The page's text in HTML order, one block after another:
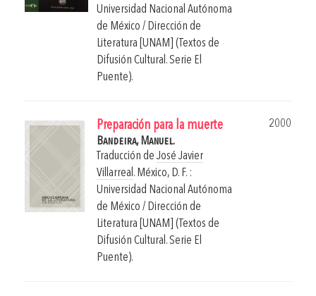
Universidad Nacional Autónoma
de México / Dirección de
Literatura [UNAM] (Textos de
Difusión Cultural. Serie El
Puente).
Preparación para la muerte
2000
Bandeira, Manuel.
Traducción de José Javier
Villarreal . México, D. F. :
Universidad Nacional Autónoma
de México / Dirección de
Literatura [UNAM] (Textos de
Difusión Cultural. Serie El
Puente).